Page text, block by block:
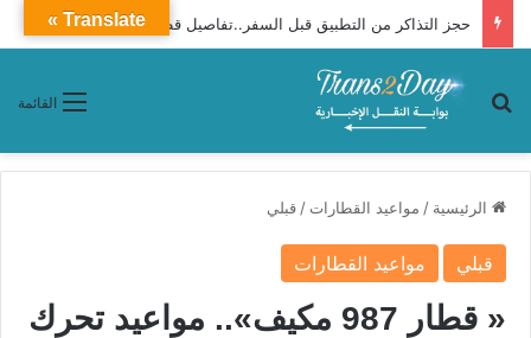
حجز التذاكر من التطبيق قبل السفر..تفاصيل قطار 989 أسبانى مطور من أسوان إلى القاهرة
القائمة بحث عن
الرئيسية / مواعيد القطارات / قبلي
قبلي مواعيد القطارات
« قطار 987 مكيف».. مواعيد تحرك
Translate »